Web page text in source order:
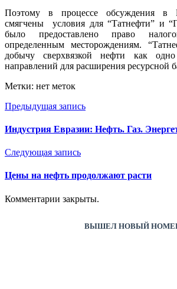
Поэтому в процессе обсуждения
смягчены условия для “Татнефти” и
было предоставлено право
определенным месторождениям.
добычу сверхвязкой нефти как
направлений для расширения ресурсной
Метки: нет меток
Предыдущая запись
Индустрия Евразии: Нефть. Газ.
Следующая запись
Цены на нефть продолжают расти
Комментарии закрыты.
ВЫШЕЛ НОВЫЙ